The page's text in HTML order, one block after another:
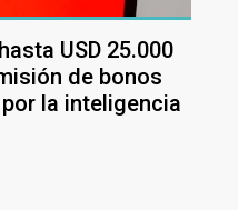
USD 25.000
de bonos
la inteligencia